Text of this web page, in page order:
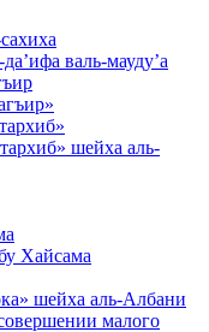
валь-мауду’а
шейха аль-
Хайсама
шейха аль-Албани
малого